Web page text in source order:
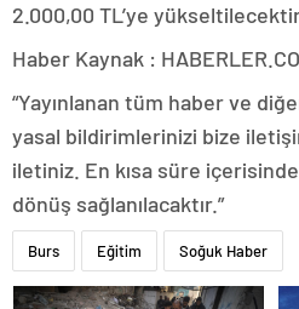
2.000,00 TL’ye
Haber Kaynak :
“Yayınlanan tüm haber ve
yasal bildirimlerinizi bize
iletiniz. En kısa süre
dönüş sağlanılacaktır.”
Burs Eğitim Soğuk Haber